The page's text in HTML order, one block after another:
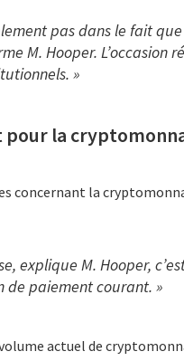
pas dans le fait
M. Hooper. L’occasion
»
pour la
concernant la
explique M. Hooper,
de paiement courant. »
actuel de